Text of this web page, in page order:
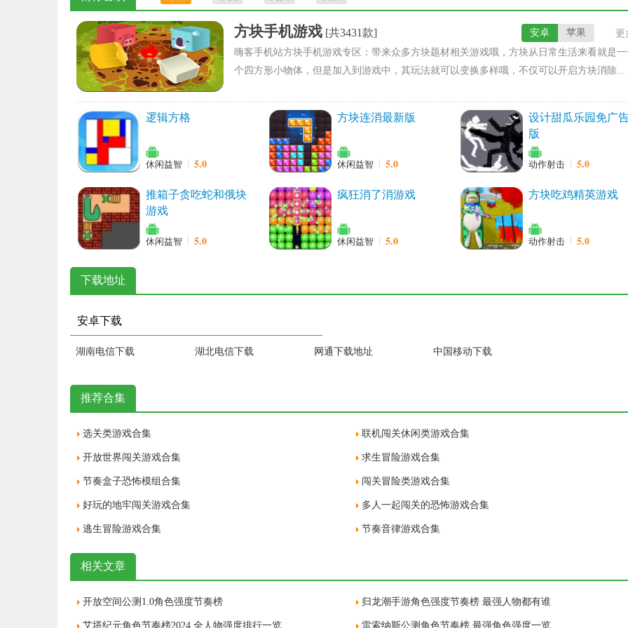
方块手机游戏 [共3431款] 更
苹果
安卓
嗨客手机站方块手机游戏专区：带来众多方块题材相关游戏哦，方块从日常生活来看就是一
个四方形小物体，但是加入到游戏中，其玩法就可以变换多样哦，不仅可以开启方块消除...
逻辑方格
休闲益智 5.0
方块连消最新版
休闲益智 5.0
设计甜瓜乐园免广
版
动作射击 5.0
推箱子贪吃蛇和俄块
游戏
休闲益智 5.0
疯狂消了消游戏
休闲益智 5.0
方块吃鸡精英游戏
动作射击 5.0
下载地址
安卓下载
湖南电信下载 湖北电信下载 网通下载地址 中国移动下载
推荐合集
选关类游戏合集 联机闯关休闲类游戏合集
开放世界闯关游戏合集 求生冒险游戏合集
节奏盒子恐怖模组合集 闯关冒险类游戏合集
好玩的地牢闯关游戏合集 多人一起闯关的恐怖游戏合集
逃生冒险游戏合集 节奏音律游戏合集
相关文章
开放空间公测1.0角色强度节奏榜 归龙潮手游角色强度节奏榜 最强人物都有谁
艾塔纪元角色节奏榜2024 全人物强度排行一览 雷索纳斯公测角色节奏榜 最强角色强度一览